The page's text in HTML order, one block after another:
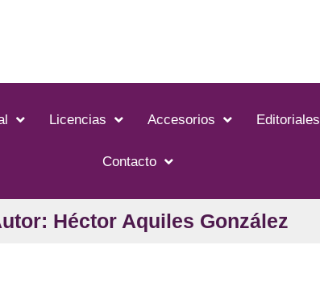
Licencias Accesorios Editoriales
Contacto
Héctor Aquiles González